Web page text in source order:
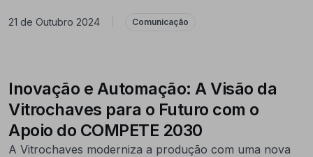
21 de Outubro 2024 Comunicação
Inovação e Automação: A Visão da
Vitrochaves para o Futuro com o
Apoio do COMPETE 2030
A Vitrochaves moderniza a produção com uma nova